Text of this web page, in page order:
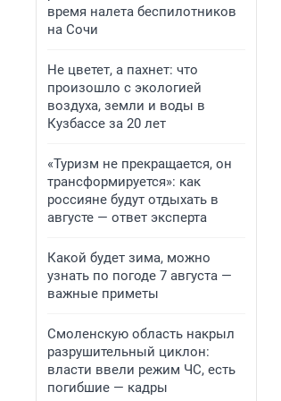
время налета беспилотников
на Сочи
Не цветет, а пахнет: что
произошло с экологией
воздуха, земли и воды в
Кузбассе за 20 лет
«Туризм не прекращается, он
трансформируется»: как
россияне будут отдыхать в
августе — ответ эксперта
Какой будет зима, можно
узнать по погоде 7 августа —
важные приметы
Смоленскую область накрыл
разрушительный циклон:
власти ввели режим ЧС, есть
погибшие — кадры